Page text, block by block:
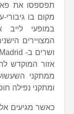
תפספסו את
מקום בו
במופעי לייב
המצויירים
אזור המוקדש
ממתקני
ומתקני נפילה
כאשר מגיעים